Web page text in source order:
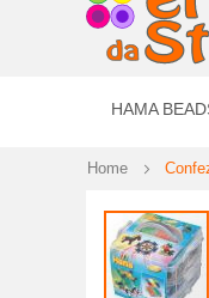
HAMA
Home
Vai
alla
fine
della